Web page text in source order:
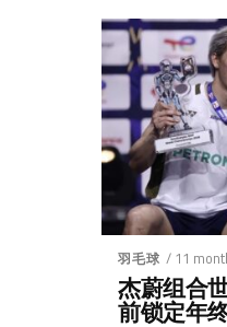
羽毛球 / 11
杰蔚组合
前锁定年